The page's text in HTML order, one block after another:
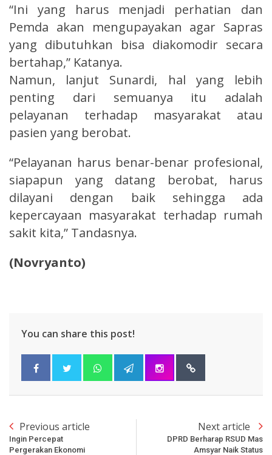
“Ini yang harus menjadi perhatian dan
Pemda akan mengupayakan agar Sapras
yang dibutuhkan bisa diakomodir secara
bertahap,” Katanya.
Namun, lanjut Sunardi, hal yang lebih
penting dari semuanya itu adalah
pelayanan terhadap masyarakat atau
pasien yang berobat.
“Pelayanan harus benar-benar profesional,
siapapun yang datang berobat, harus
dilayani dengan baik sehingga ada
kepercayaan masyarakat terhadap rumah
sakit kita,” Tandasnya.
(Novryanto)
You can share this post!
Previous article
Ingin Percepat
Pergerakan Ekonomi
Next article
DPRD Berharap RSUD Mas
Amsyar Naik Status